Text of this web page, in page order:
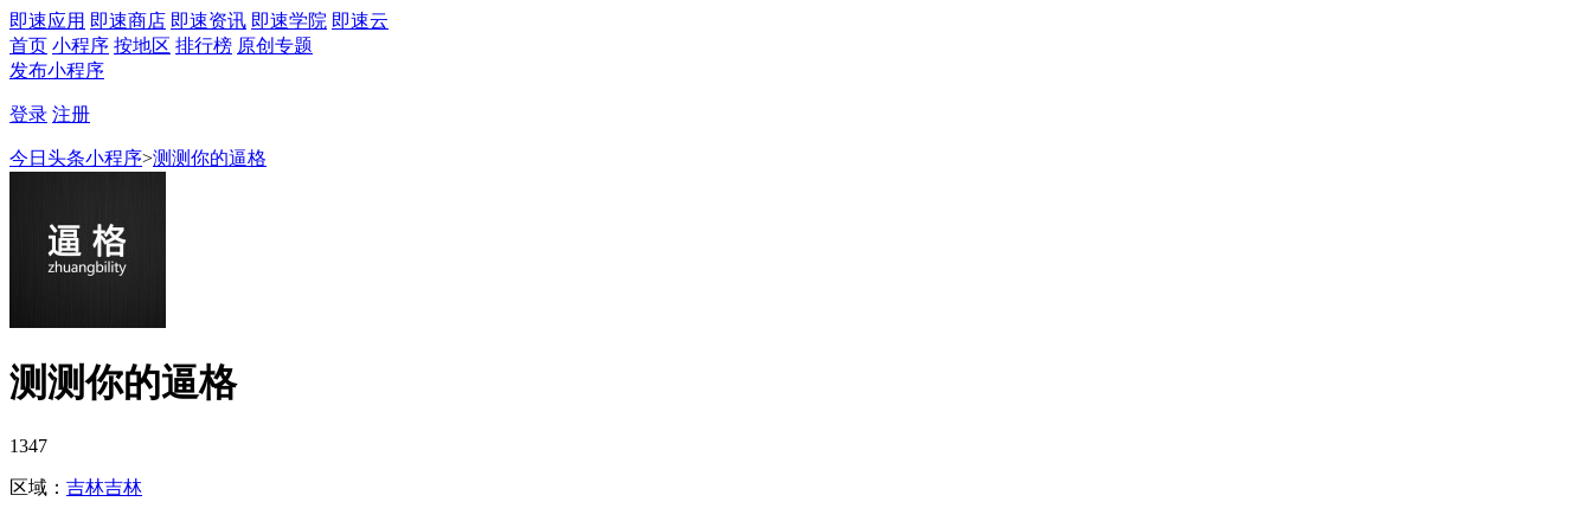
即速应用 即速商店 即速资讯 即速学院 即速云
首页 小程序 按地区 排行榜 原创专题
发布小程序
登录 注册
今日头条小程序>测测你的逼格
测测你的逼格
1347
区域： 吉林吉林